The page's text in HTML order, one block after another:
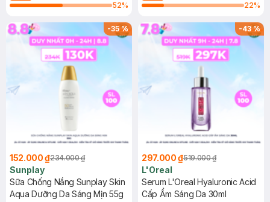
52%
22%
-35%
152.000 ₫234.000 ₫
Sunplay
Sữa Chống Nắng Sunplay Skin
Aqua Dưỡng Da Sáng Mịn 55g
-43%
297.000 ₫519.000 ₫
L'Oreal
Serum L'Oreal Hyaluronic Acid
Cấp Ẩm Sáng Da 30ml